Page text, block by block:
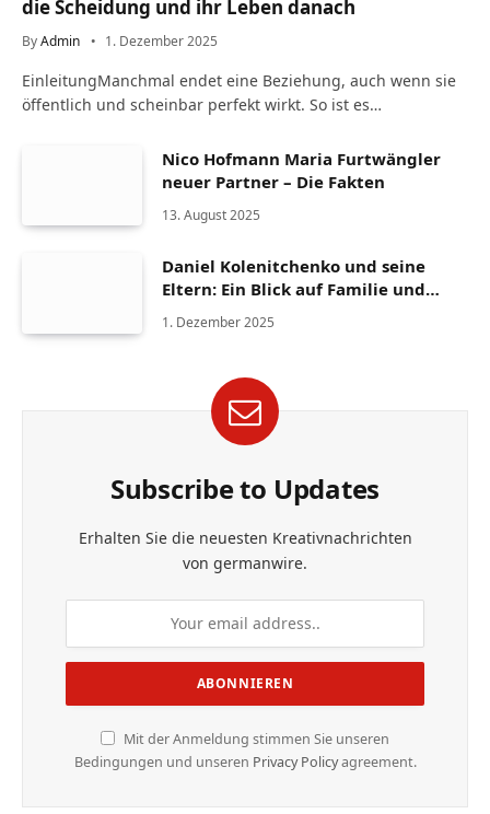
die Scheidung und ihr Leben danach
ByAdmin 1. Dezember 2025
EinleitungManchmal endet eine Beziehung, auch wenn sie
öffentlich und scheinbar perfekt wirkt. So ist es…
Nico Hofmann Maria Furtwängler
neuer Partner – Die Fakten
13. August 2025
Daniel Kolenitchenko und seine
Eltern: Ein Blick auf Familie und
Herkunft
1. Dezember 2025
Subscribe to Updates
Erhalten Sie die neuesten Kreativnachrichten
von germanwire.
Mit der Anmeldung stimmen Sie unseren
Bedingungen und unseren Privacy Policyagreement.